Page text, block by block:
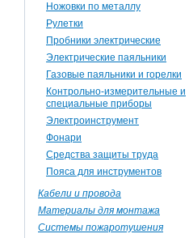
Ножовки по металлу
Рулетки
Пробники электрические
Электрические паяльники
Газовые паяльники и горелки
Контрольно-измерительные и
специальные приборы
Электроинструмент
Фонари
Средства защиты труда
Пояса для инструментов
Кабели и провода
Материалы для монтажа
Системы пожаротушения